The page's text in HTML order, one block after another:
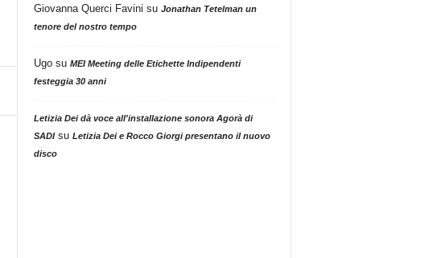
Giovanna Querci Favini su Jonathan Tetelman un
tenore del nostro tempo
Ugosu MEI Meeting delle Etichette Indipendenti
festeggia 30 anni
Letizia Dei dà voce all'installazione sonora Agorà di
SADIsu Letizia Dei e Rocco Giorgi presentano il nuovo
disco